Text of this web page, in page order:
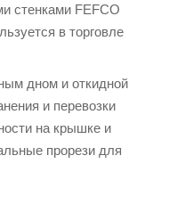
стенками FEFCO
в торговле
дном и откидной
и перевозки
на крышке и
прорези для